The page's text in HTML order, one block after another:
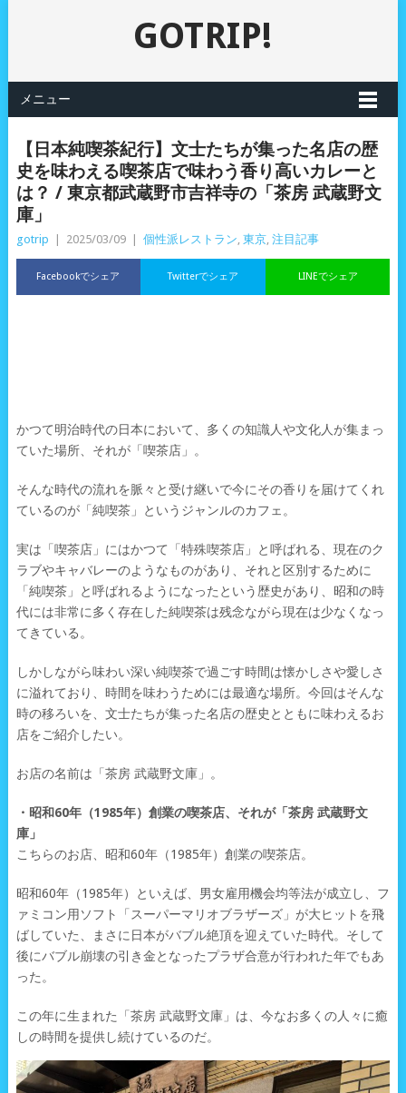
GOTRIP!
メニュー
【日本純喫茶紀行】文士たちが集った名店の歴
史を味わえる喫茶店で味わう香り高いカレーと
は？ / 東京都武蔵野市吉祥寺の「茶房 武蔵野文
庫」
gotrip 2025/03/09 個性派レストラン, 東京, 注目記事
Facebookでシェア LINEでシェア
Twitterでシェア
かつて明治時代の日本において、多くの知識人や文化人が集まっ
ていた場所、それが「喫茶店」。
そんな時代の流れを脈々と受け継いで今にその香りを届けてくれ
ているのが「純喫茶」というジャンルのカフェ。
実は「喫茶店」にはかつて「特殊喫茶店」と呼ばれる、現在のク
ラブやキャバレーのようなものがあり、それと区別するために
「純喫茶」と呼ばれるようになったという歴史があり、昭和の時
代には非常に多く存在した純喫茶は残念ながら現在は少なくなっ
てきている。
しかしながら味わい深い純喫茶で過ごす時間は懐かしさや愛しさ
に溢れており、時間を味わうためには最適な場所。今回はそんな
時の移ろいを、文士たちが集った名店の歴史とともに味わえるお
店をご紹介したい。
お店の名前は「茶房 武蔵野文庫」。
・昭和60年（1985年）創業の喫茶店、それが「茶房 武蔵野文
庫」
こちらのお店、昭和60年（1985年）創業の喫茶店。
昭和60年（1985年）といえば、男女雇用機会均等法が成立し、フ
ァミコン用ソフト「スーパーマリオブラザーズ」が大ヒットを飛
ばしていた、まさに日本がバブル絶頂を迎えていた時代。そして
後にバブル崩壊の引き金となったプラザ合意が行われた年でもあ
った。
この年に生まれた「茶房 武蔵野文庫」は、今なお多くの人々に癒
しの時間を提供し続けているのだ。